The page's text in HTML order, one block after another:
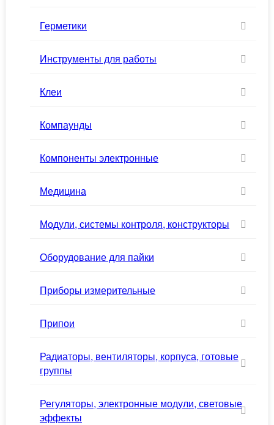
Герметики
Инструменты для работы
Клеи
Компаунды
Компоненты электронные
Медицина
Модули, системы контроля, конструкторы
Оборудование для пайки
Приборы измерительные
Припои
Радиаторы, вентиляторы, корпуса, готовые
группы
Регуляторы, электронные модули, световые
эффекты